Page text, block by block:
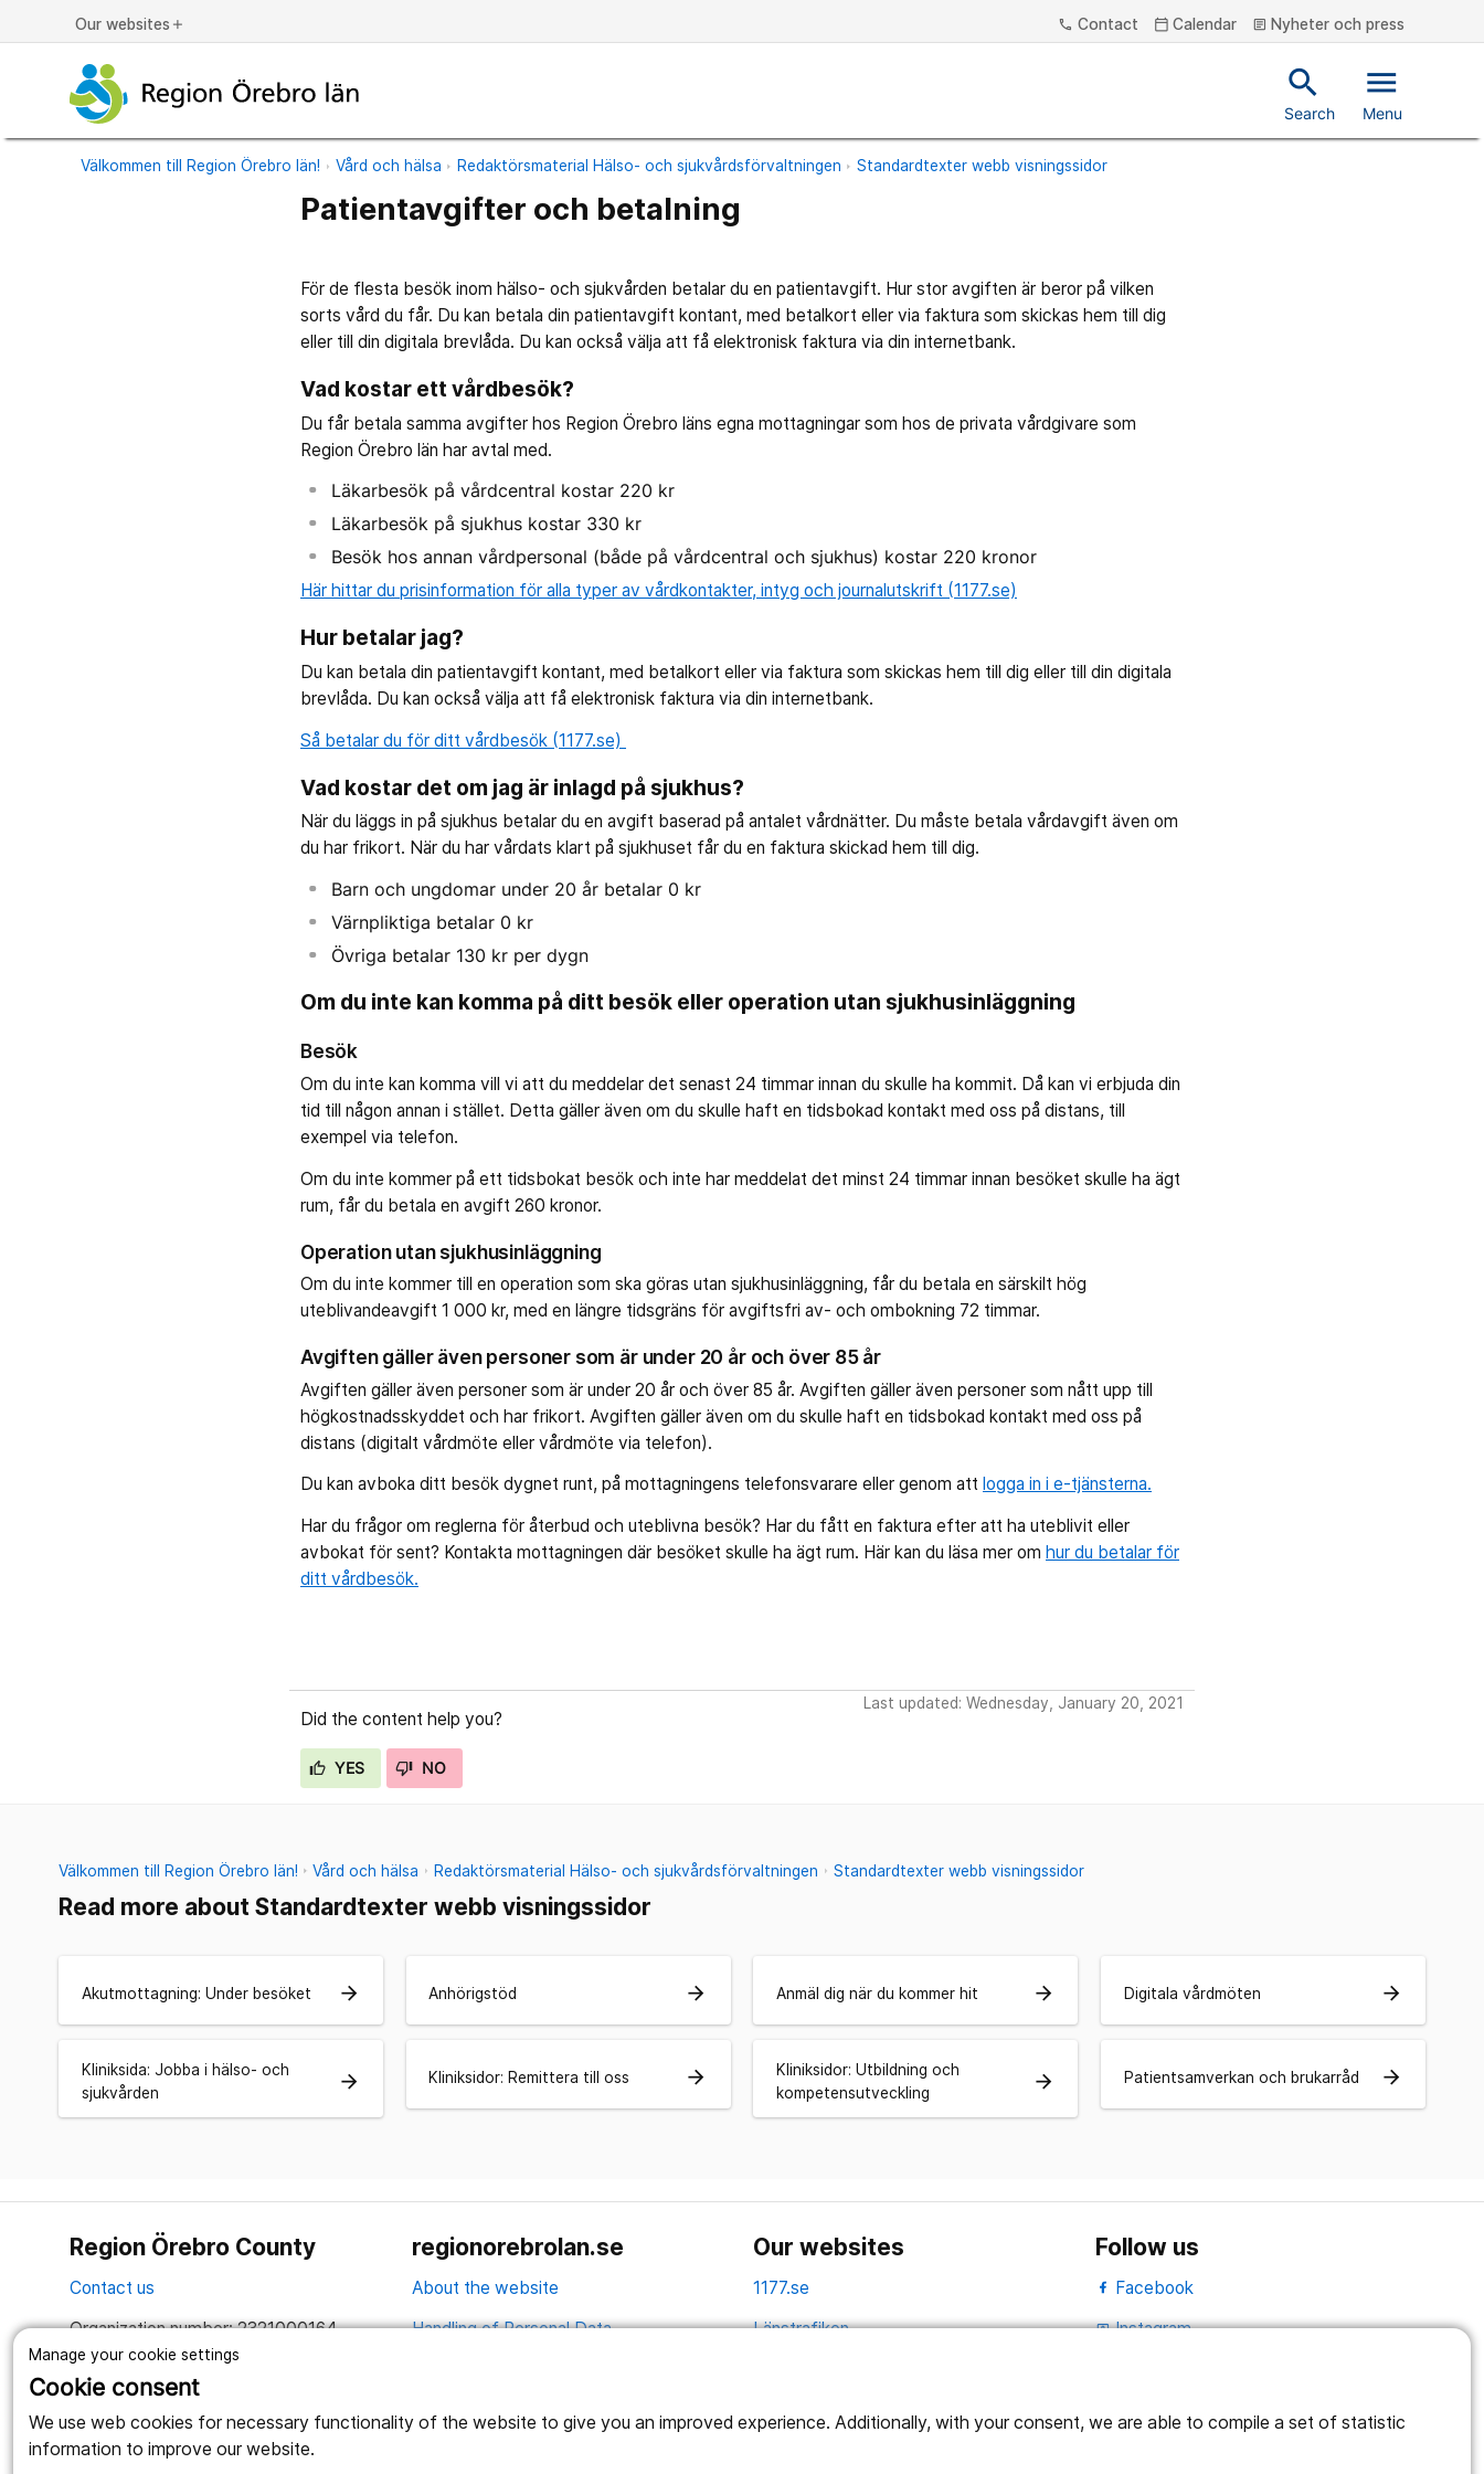
Manage your cookie settings
Cookie consent
We use web cookies for necessary functionality of the website to give you an improved experience. Additionally, with your consent, we are able to compile a set of statistic
information to improve our website.
Our websites add phone Contact calendar_today Calendar article Nyheter och press
search
Search
menu
Menu
Välkommen till Region Örebro län! Vård och hälsa Redaktörsmaterial Hälso- och sjukvårdsförvaltningen Standardtexter webb visningssidor
Patientavgifter och betalning
För de flesta besök inom hälso- och sjukvården betalar du en patientavgift. Hur stor avgiften är beror på vilken
sorts vård du får. Du kan betala din patientavgift kontant, med betalkort eller via faktura som skickas hem till dig
eller till din digitala brevlåda. Du kan också välja att få elektronisk faktura via din internetbank.
Vad kostar ett vårdbesök?
Du får betala samma avgifter hos Region Örebro läns egna mottagningar som hos de privata vårdgivare som
Region Örebro län har avtal med.
Läkarbesök på vårdcentral kostar 220 kr
Läkarbesök på sjukhus kostar 330 kr
Besök hos annan vårdpersonal (både på vårdcentral och sjukhus) kostar 220 kronor
Här hittar du prisinformation för alla typer av vårdkontakter, intyg och journalutskrift (1177.se)
Hur betalar jag?
Du kan betala din patientavgift kontant, med betalkort eller via faktura som skickas hem till dig eller till din digitala
brevlåda. Du kan också välja att få elektronisk faktura via din internetbank.
Så betalar du för ditt vårdbesök (1177.se)
Vad kostar det om jag är inlagd på sjukhus?
När du läggs in på sjukhus betalar du en avgift baserad på antalet vårdnätter. Du måste betala vårdavgift även om
du har frikort. När du har vårdats klart på sjukhuset får du en faktura skickad hem till dig.
Barn och ungdomar under 20 år betalar 0 kr
Värnpliktiga betalar 0 kr
Övriga betalar 130 kr per dygn
Om du inte kan komma på ditt besök eller operation utan sjukhusinläggning
Besök
Om du inte kan komma vill vi att du meddelar det senast 24 timmar innan du skulle ha kommit. Då kan vi erbjuda din
tid till någon annan i stället. Detta gäller även om du skulle haft en tidsbokad kontakt med oss på distans, till
exempel via telefon.
Om du inte kommer på ett tidsbokat besök och inte har meddelat det minst 24 timmar innan besöket skulle ha ägt
rum, får du betala en avgift 260 kronor.
Operation utan sjukhusinläggning
Om du inte kommer till en operation som ska göras utan sjukhusinläggning, får du betala en särskilt hög
uteblivandeavgift 1 000 kr, med en längre tidsgräns för avgiftsfri av- och ombokning 72 timmar.
Avgiften gäller även personer som är under 20 år och över 85 år
Avgiften gäller även personer som är under 20 år och över 85 år. Avgiften gäller även personer som nått upp till
högkostnadsskyddet och har frikort. Avgiften gäller även om du skulle haft en tidsbokad kontakt med oss på
distans (digitalt vårdmöte eller vårdmöte via telefon).
Du kan avboka ditt besök dygnet runt, på mottagningens telefonsvarare eller genom att logga in i e-tjänsterna.
Har du frågor om reglerna för återbud och uteblivna besök? Har du fått en faktura efter att ha uteblivit eller
avbokat för sent? Kontakta mottagningen där besöket skulle ha ägt rum. Här kan du läsa mer om hur du betalar för
ditt vårdbesök.
Did the content help you?
YES NO
Last updated: Wednesday, January 20, 2021
Välkommen till Region Örebro län! Vård och hälsa Redaktörsmaterial Hälso- och sjukvårdsförvaltningen Standardtexter webb visningssidor
Read more about Standardtexter webb visningssidor
Akutmottagning: Under besöket arrow_forward Anhörigstöd arrow_forward Anmäl dig när du kommer hit arrow_forward Digitala vårdmöten arrow_forward
Kliniksida: Jobba i hälso- och
sjukvården
arrow_forward Kliniksidor: Remittera till oss arrow_forward
Kliniksidor: Utbildning och
kompetensutveckling
arrow_forward Patientsamverkan och brukarråd arrow_forward
Region Örebro County
Contact us
Organization number: 2321000164
Together we create a better life
regionorebrolan.se
About the website
Handling of Personal Data
Our websites
1177.se
Länstrafiken
Utveckling
Follow us
Facebook
portraitInstagram